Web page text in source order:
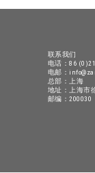
联系我们
电话：86
电邮：
总部：上海
地址：上海市
邮编：200030